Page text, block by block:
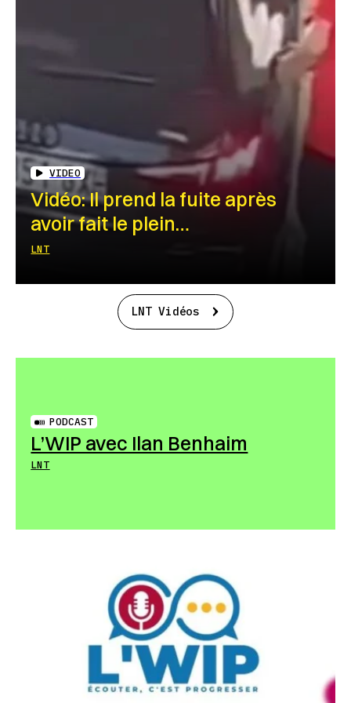
VIDEO
Vidéo: Il prend la fuite après
avoir fait le plein…
LNT
LNT Vidéos
PODCAST
L’WIP avec Ilan Benhaim
LNT